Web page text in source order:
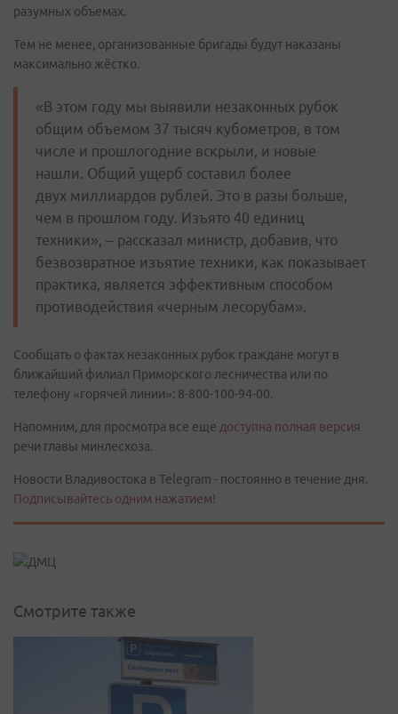
разумных объемах.
Тем не менее, организованные бригады будут наказаны
максимально жёстко.
«В этом году мы выявили незаконных рубок
общим объемом 37 тысяч кубометров, в том
числе и прошлогодние вскрыли, и новые
нашли. Общий ущерб составил более
двух миллиардов рублей. Это в разы больше,
чем в прошлом году. Изъято 40 единиц
техники», – рассказал министр, добавив, что
безвозвратное изъятие техники, как показывает
практика, является эффективным способом
противодействия «черным лесорубам».
Сообщать о фактах незаконных рубок граждане могут в
ближайший филиал Приморского лесничества или по
телефону «горячей линии»: 8-800-100-94-00.
Напомним, для просмотра все еще доступна полная версия
речи главы минлесхоза.
Новости Владивостока в Telegram - постоянно в течение дня.
Подписывайтесь одним нажатием!
Смотрите также